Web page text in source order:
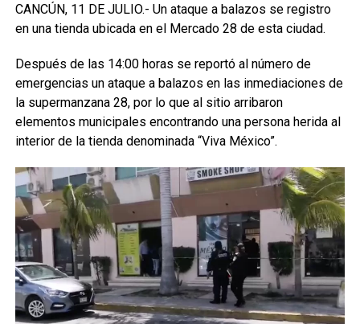
CANCÚN, 11 DE JULIO.- Un ataque a balazos se registro
en una tienda ubicada en el Mercado 28 de esta ciudad.
Después de las 14:00 horas se reportó al número de
emergencias un ataque a balazos en las inmediaciones de
la supermanzana 28, por lo que al sitio arribaron
elementos municipales encontrando una persona herida al
interior de la tienda denominada “Viva México”.